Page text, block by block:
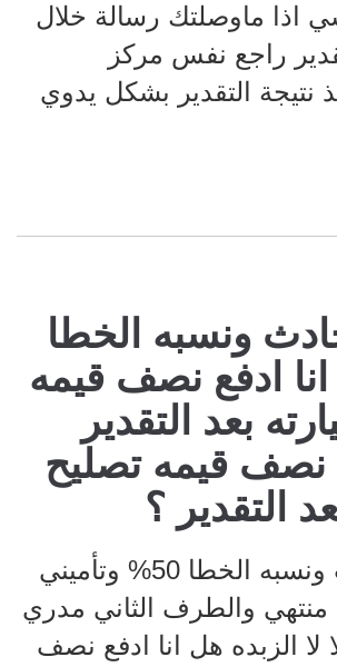
اذا ماوصلتك رسالة خلال
راجع نفس مركز
نتيجة التقدير بشكل يدوي
ونسبه الخطا
انا ادفع نصف قيمه
بعد التقدير
نصف قيمه تصليح
التقدير ؟
وقع لي حادث ونسبه الخطا 50% وتأميني
والطرف الثاني مدري
لا الزبده هل انا ادفع نصف